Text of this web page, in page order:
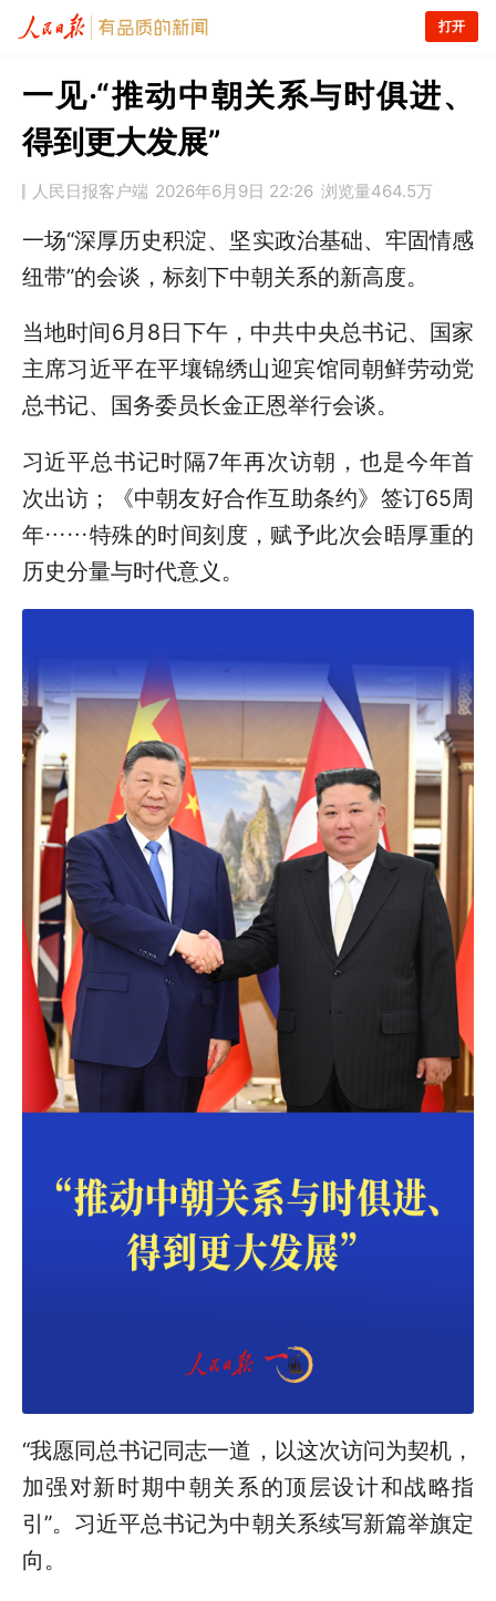
打开
一见·“推动中朝关系与时俱进、
得到更大发展”
人民日报客户端 2026年6月9日 22:26 浏览量464.5万
一场“深厚历史积淀、坚实政治基础、牢固情感
纽带”的会谈，标刻下中朝关系的新高度。
当地时间6月8日下午，中共中央总书记、国家
主席习近平在平壤锦绣山迎宾馆同朝鲜劳动党
总书记、国务委员长金正恩举行会谈。
习近平总书记时隔7年再次访朝，也是今年首
次出访；《中朝友好合作互助条约》签订65周
年……特殊的时间刻度，赋予此次会晤厚重的
历史分量与时代意义。
“我愿同总书记同志一道，以这次访问为契机，
加强对新时期中朝关系的顶层设计和战略指
引”。习近平总书记为中朝关系续写新篇举旗定
向。